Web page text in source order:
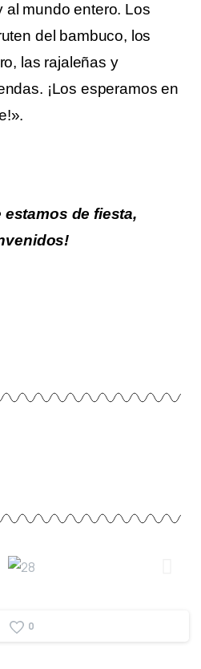
al mundo entero. Los
del bambuco, los
las rajaleñas y
¡Los esperamos en
estamos de fiesta,
0